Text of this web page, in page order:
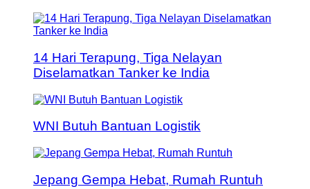
14 Hari Terapung, Tiga Nelayan
Diselamatkan Tanker ke India
WNI Butuh Bantuan Logistik
Jepang Gempa Hebat, Rumah Runtuh